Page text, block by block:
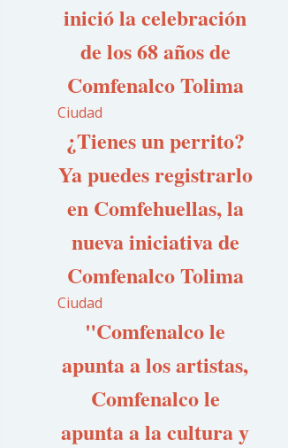
inició la celebración
de los 68 años de
Comfenalco Tolima
Ciudad
¿Tienes un perrito?
Ya puedes registrarlo
en Comfehuellas, la
nueva iniciativa de
Comfenalco Tolima
Ciudad
"Comfenalco le
apunta a los artistas,
Comfenalco le
apunta a la cultura y